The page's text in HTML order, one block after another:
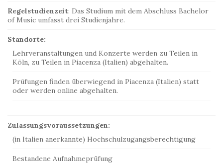
Regelstudienzeit: Das Studium mit dem Abschluss Bachelor
of Music umfasst drei Studienjahre.
Standorte:
Lehrveranstaltungen und Konzerte werden zu Teilen in
Köln, zu Teilen in Piacenza (Italien) abgehalten.
Prüfungen finden überwiegend in Piacenza (Italien) statt
oder werden online abgehalten.
Zulassungsvoraussetzungen:
(in Italien anerkannte) Hochschulzugangsberechtigung
Bestandene Aufnahmeprüfung